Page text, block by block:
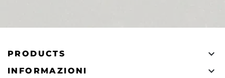
PRODUCTS 
INFORMAZIONI 